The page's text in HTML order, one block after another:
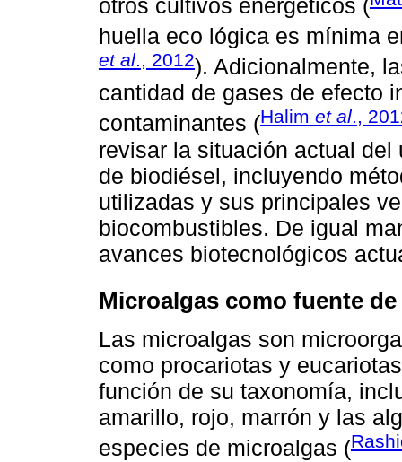
otros cultivos energéticos (
huella eco lógica es mínima
et al., 2012). Adicionalmente,
cantidad de gases de efecto
contaminantes (Halim et al.,
revisar la situación actual
de biodiésel, incluyendo
utilizadas y sus principales
biocombustibles. De igual
avances biotecnológicos
Microalgas como fuente
Las microalgas son
como procariotas y
función de su taxonomía,
amarillo, rojo, marrón y las
especies de microalgas (